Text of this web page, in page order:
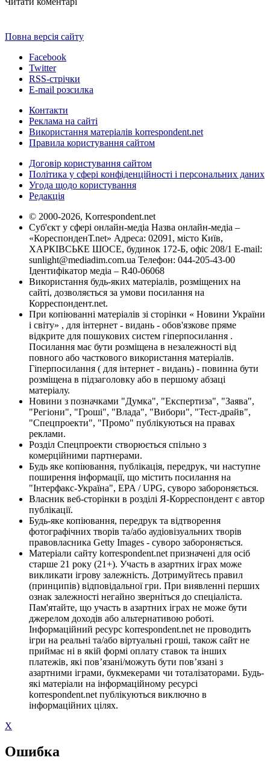
Повна версія сайту
Facebook
Twitter
RSS-стрічки
E-mail розсилка
Контакти
Реклама на сайті
Використання матеріалів korrespondent.net
Правила користування сайтом
Договір користування сайтом
Політика у сфері конфіденційності і персональних даних
Угода щодо користування
Редакція
© 2000-2026, Korrespondent.net
Суб'єкт у сфері онлайн-медіа Назва онлайн-медіа –
«КореспонденТ.net» Адреса: 02091, місто Київ,
ХАРКІВСЬКЕ ШОСЕ, будинок 172-Б, офіс 208/1 E-mail:
sunlight@mediadim.com.ua Телефон: 044-205-43-00
Ідентифікатор медіа – R40-06068
Використання будь-яких матеріалів, розміщених на
сайті, дозволяється за умови посилання на
Корреспондент.net.
При копіюванні матеріалів зі сторінки « Новини України
і світу» , для інтернет - видань - обов'язкове пряме
відкрите для пошукових систем гіперпосилання .
Посилання має бути розміщена в незалежності від
повного або часткового використання матеріалів.
Гіперпосилання ( для інтернет - видань) - повинна бути
розміщена в підзаголовку або в першому абзаці
матеріалу.
Новини з позначками "Думка", "Експертиза", "Заява",
"Регіони", "Гроші", "Влада", "Вибори", "Тест-драйв",
"Спецпроекти", "Промо" публікуються на правах
реклами.
Розділ Спецпроекти створюється спільно з
комерційними партнерами.
Будь яке копіювання, публікація, передрук, чи наступне
поширення інформації, що містить посилання на
"Інтерфакс-Україна", EPA / UPG, суворо забороняється.
Власник веб-сторінки в розділі Я-Корреспондент є автор
публікації.
Будь-яке копіювання, передрук та відтворення
фотографічних творів та/або аудіовізуальних творів
правовласника Getty Images - суворо забороняється.
Матеріали сайту korrespondent.net призначені для осіб
старше 21 року (21+). Участь в азартних іграх може
викликати ігрову залежність. Дотримуйтесь правил
(принципів) відповідальної гри. При виявленні перших
ознак залежності негайно зверніться до спеціаліста.
Пам'ятайте, що участь в азартних іграх не може бути
джерелом доходів або альтернативою роботі.
Інформаційний ресурс korrespondent.net не проводить
ігри на реальні та/або віртуальні гроші, також сайт не
приймає ні в якій формі оплату ставок та інших
платежів, які пов’язані/можуть бути пов’язані з
азартними іграми, букмекерами чи тоталізаторами. Будь-
які матеріали на інформаційному ресурсі
korrespondent.net публікуються виключно в
інформаційних цілях.
X
Ошибка